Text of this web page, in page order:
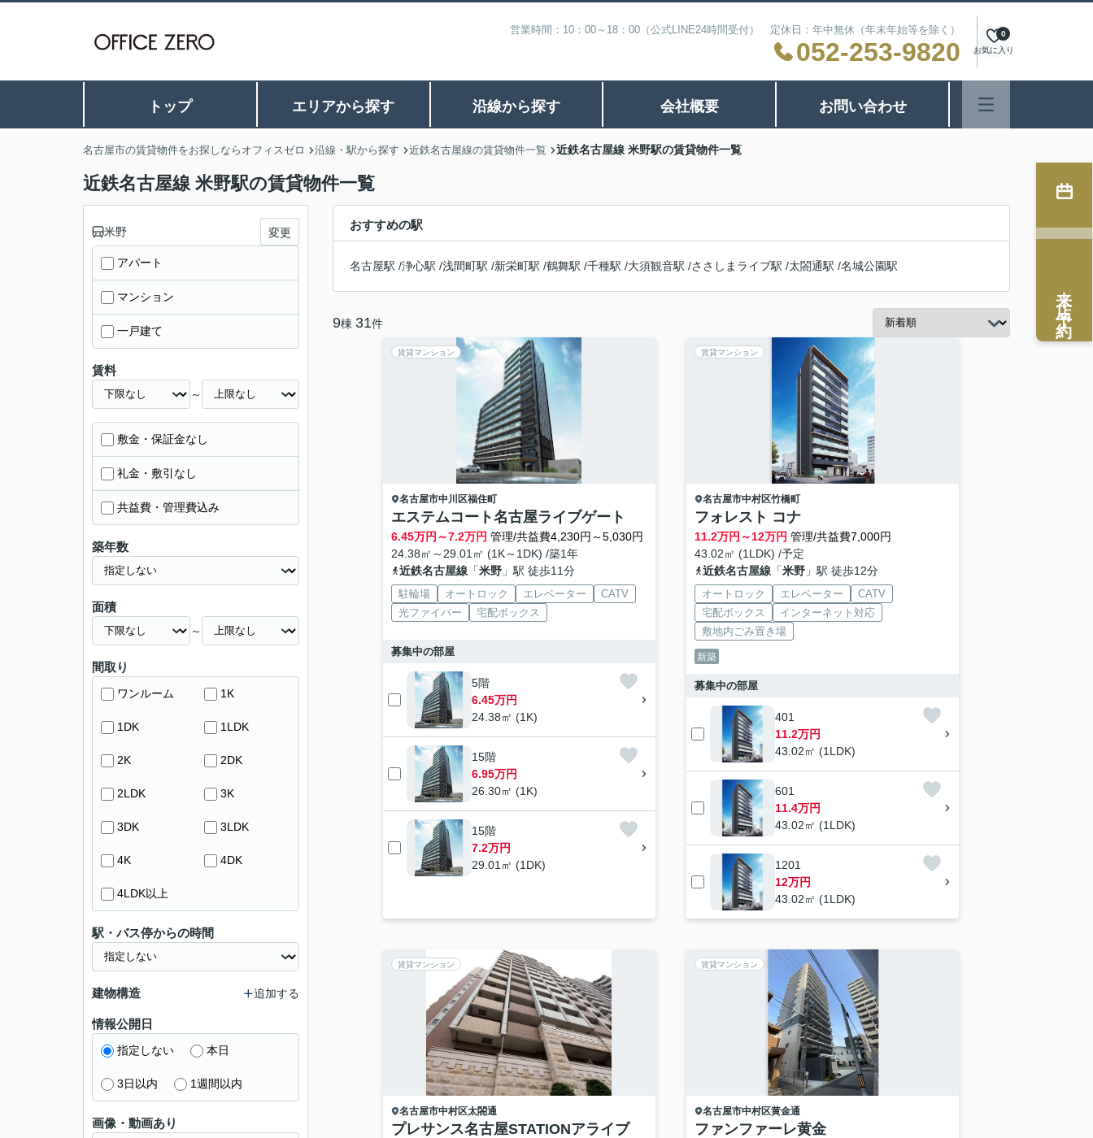
営業時間：10：00～18：00（公式LINE24時間受付） 定休日：年中無休（年末年始等を除く）
052-253-9820 お気に入り
0
トップ エリアから探す 沿線から探す 会社概要 お問い合わせ
名古屋市の賃貸物件をお探しならオフィスゼロ 沿線・駅から探す 近鉄名古屋線の賃貸物件一覧 近鉄名古屋線 米野駅の賃貸物件一覧
近鉄名古屋線 米野駅の賃貸物件一覧
おすすめの駅
名古屋駅 /浄心駅 /浅間町駅 /新栄町駅 /鶴舞駅 /千種駅 /大須観音駅 /ささしまライブ駅 /太閤通駅 /名城公園駅
9棟 31件
賃貸マンション
名古屋市中川区福住町
エステムコート名古屋ライブゲート
6.45万円～7.2万円 管理/共益費4,230円～5,030円
24.38㎡～29.01㎡ (1K～1DK) /築1年
近鉄名古屋線「米野」駅 徒歩11分
駐輪場 オートロック エレベーター
CATV
光ファイバー
宅配ボックス
募集中の部屋
5階
6.45万円
24.38㎡ (1K)
15階
6.95万円
26.30㎡ (1K)
15階
7.2万円
29.01㎡ (1DK)
賃貸マンション
名古屋市中村区竹橋町
フォレスト コナ
11.2万円～12万円 管理/共益費7,000円
43.02㎡ (1LDK) /予定
近鉄名古屋線「米野」駅 徒歩12分
オートロック エレベーター
CATV
宅配ボックス
インターネット対応
敷地内ごみ置き場
新築
募集中の部屋
401
11.2万円
43.02㎡ (1LDK)
601
11.4万円
43.02㎡ (1LDK)
1201
12万円
43.02㎡ (1LDK)
賃貸マンション
名古屋市中村区太閤通
プレサンス名古屋STATIONアライブ
賃貸マンション
名古屋市中村区黄金通
ファンファーレ黄金
米野 変更
アパート
マンション
一戸建て
賃料
～
敷金・保証金なし
礼金・敷引なし
共益費・管理費込み
築年数
面積
～
間取り
ワンルーム 1K
1DK 1LDK
2K 2DK
2LDK 3K
3DK 3LDK
4K 4DK
4LDK以上
駅・バス停からの時間
建物構造 追加する
情報公開日
指定しない 本日
3日以内 1週間以内
画像・動画あり
来店予約